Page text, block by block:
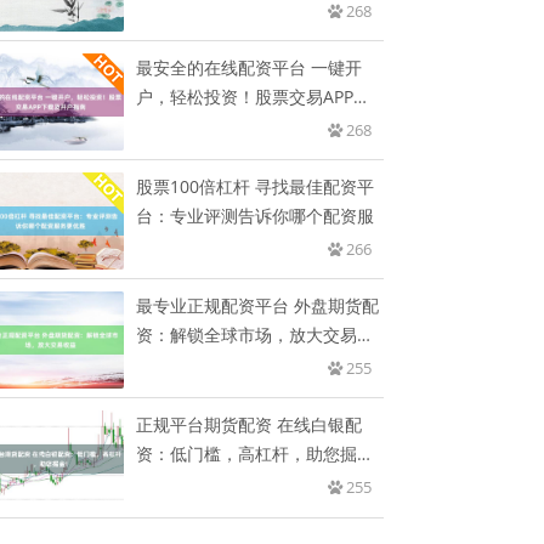
268
最安全的在线配资平台 一键开
户，轻松投资！股票交易APP下
268
股票100倍杠杆 寻找最佳配资平
台：专业评测告诉你哪个配资服
266
最专业正规配资平台 外盘期货配
资：解锁全球市场，放大交易收
255
正规平台期货配资 在线白银配
资：低门槛，高杠杆，助您掘
255